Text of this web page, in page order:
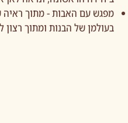
מפגש עם האבות - מתוך
בעולמן של הבנות ומתוך